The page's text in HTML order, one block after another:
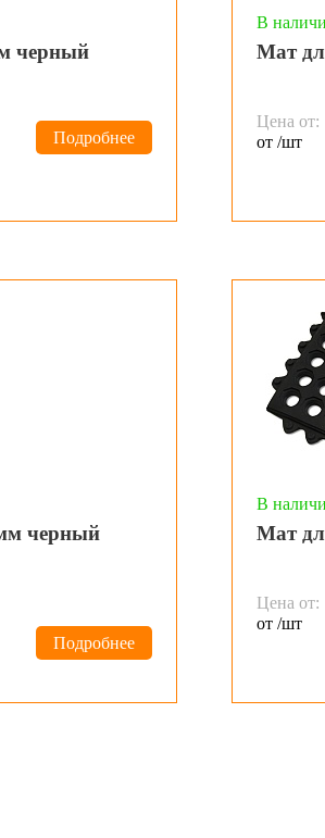
черный
Подробнее
В
Мат
Цена от:
от /шт
черный
Подробнее
В
Мат
Цена от:
от /шт